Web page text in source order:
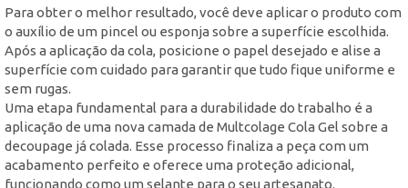
Para obter o melhor resultado, você deve aplicar o produto com
o auxílio de um pincel ou esponja sobre a superfície escolhida.
Após a aplicação da cola, posicione o papel desejado e alise a
superfície com cuidado para garantir que tudo fique uniforme e
sem rugas.
Uma etapa fundamental para a durabilidade do trabalho é a
aplicação de uma nova camada de Multcolage Cola Gel sobre a
decoupage já colada. Esse processo finaliza a peça com um
acabamento perfeito e oferece uma proteção adicional,
funcionando como um selante para o seu artesanato.